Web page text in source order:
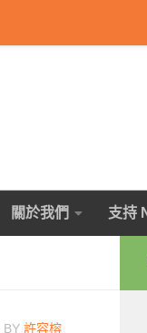
關於我們 支持
BY 許容榕